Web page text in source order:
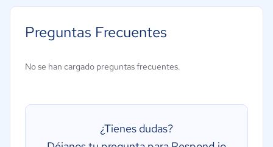
Adquisición de datos y percepción
Preguntas Frecuentes
No se han cargado preguntas frecuentes.
¿Tienes dudas?